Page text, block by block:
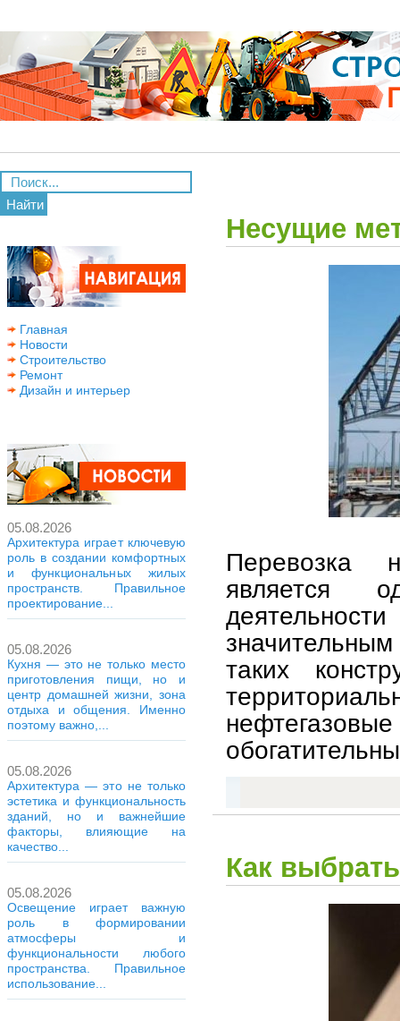
Найти
Главная
Новости
Строительство
Ремонт
Дизайн и интерьер
05.08.2026
Архитектура играет ключевую
роль в создании комфортных
и функциональных жилых
пространств. Правильное
проектирование...
05.08.2026
Кухня — это не только место
приготовления пищи, но и
центр домашней жизни, зона
отдыха и общения. Именно
поэтому важно,...
05.08.2026
Архитектура — это не только
эстетика и функциональность
зданий, но и важнейшие
факторы, влияющие на
качество...
05.08.2026
Освещение играет важную
роль в формировании
атмосферы и
функциональности любого
пространства. Правильное
использование...
Несущие
Перевозка
является
таких
Как